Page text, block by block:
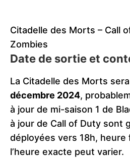
Citadelle des Morts – Call
Zombies
Date de sortie et
La Citadelle des Morts
décembre 2024,
à jour de mi-saison 1 de
à jour de Call of Duty sont
déployées vers 18h, heure
l’heure exacte peut varier.